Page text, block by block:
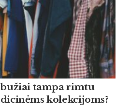
tampa rimtu
kolekcijoms?